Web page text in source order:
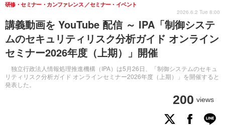
講義動画を YouTube 配信 ～ IPA「制御システ
ムのセキュリティリスク分析ガイド オンライン
セミナー2026年度（上期）」開催
独立行政法人情報処理推進機構（IPA）は5月26日、「制御システムのセキュ
リティリスク分析ガイド オンラインセミナー2026年度（上期）」を開催すると
発表した。
研修・セミナー・カンファレンス セミナー・イベント
200 views
2026.6.2 Tue 8:00